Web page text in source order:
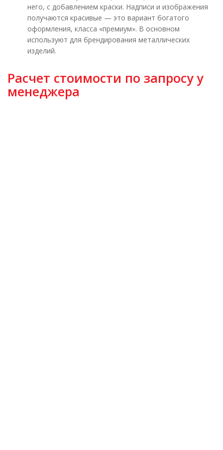
него, с добавлением краски. Надписи и изображения
получаются красивые — это вариант богатого
оформления, класса «премиум». В основном
используют для брендирования металлических
изделий.
Расчет стоимости по запросу у
менеджера